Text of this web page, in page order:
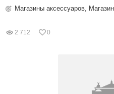
Магазины аксессуаров,
2 712 0